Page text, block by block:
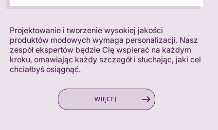
Projektowanie i tworzenie wysokiej jakości
produktów modowych wymaga personalizacji. Nasz
zespół ekspertów będzie Cię wspierać na każdym
kroku, omawiając każdy szczegół i słuchając, jaki cel
chciałbyś osiągnąć.
WIĘCEJ